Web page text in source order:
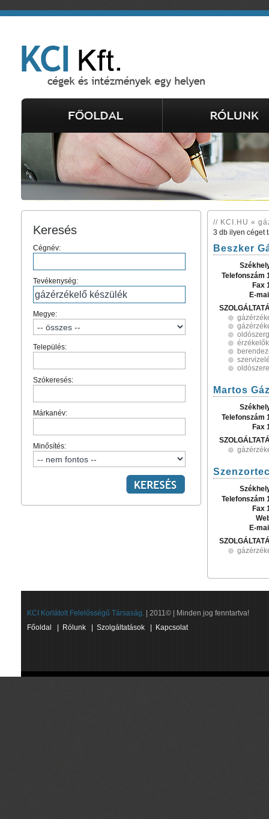
Keresés
Cégnév:
Tevékenység:
Megye:
Település:
Szókeresés:
Márkanév:
Minősítés:
// KCI.HU «
3 db ilyen céget
Beszker
Telefonszám
Fax
E-
érzékelők
Martos
Telefonszám
Fax
Telefonszám
Fax
E-
KCI Korlátolt Felelősségű Társaság. | 2011© | Minden jog fenntartva!
Főoldal
Rólunk Szolgáltatások Kapcsolat